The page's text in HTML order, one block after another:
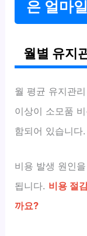
은 얼마
월별 유지
월 평균 유지관
이상이 소모품
함되어 있습니
비용 발생 원인
됩니다. 비용 절
까요?